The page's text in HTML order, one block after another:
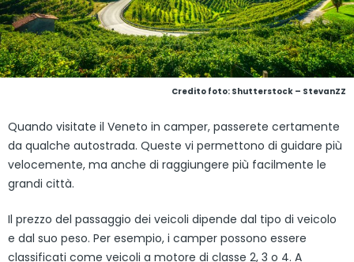
Credito foto: Shutterstock – StevanZZ
Quando visitate il Veneto in camper, passerete certamente
da qualche autostrada. Queste vi permettono di guidare più
velocemente, ma anche di raggiungere più facilmente le
grandi città.
Il prezzo del passaggio dei veicoli dipende dal tipo di veicolo
e dal suo peso. Per esempio, i camper possono essere
classificati come veicoli a motore di classe 2, 3 o 4. A